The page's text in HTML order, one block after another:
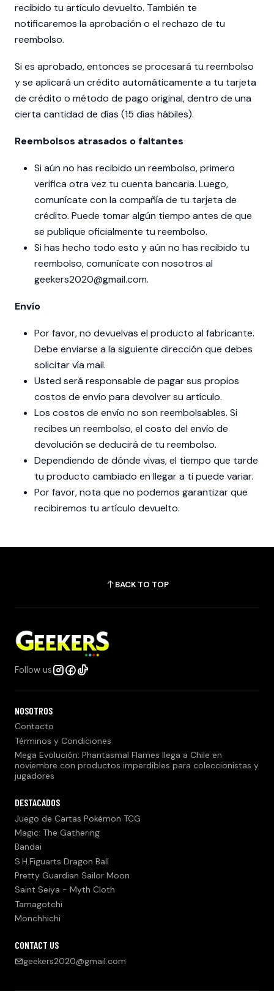
recibido tu artículo devuelto. También te
notificaremos la aprobación o el rechazo de tu
reembolso.
Si es aprobado, entonces se procesará tu reembolso
y se aplicará un crédito automáticamente a tu tarjeta
de crédito o método de pago original, dentro de una
cierta cantidad de días (15 días hábiles).
Reembolsos atrasados ​​o faltantes
Si aún no has recibido un reembolso, primero
verifica otra vez tu cuenta bancaria. Luego,
comunícate con la compañía de tu tarjeta de
crédito. Puede tomar algún tiempo antes de que
se publique oficialmente tu reembolso.
Si has hecho todo esto y aún no has recibido tu
reembolso, comunícate con nosotros al
geekers2020@gmail.com.
Envío
Por favor, no devuelvas el producto al fabricante.
Debe enviarse a la siguiente dirección que debes
solicitar vía mail.
Usted será responsable de pagar sus propios
costos de envío para devolver su artículo.
Los costos de envío no son reembolsables. Si
recibes un reembolso, el costo del envío de
devolución se deducirá de tu reembolso.
Dependiendo de dónde vivas, el tiempo que tarde
tu producto cambiado en llegar a ti puede variar.
Por favor, nota que no podemos garantizar que
recibiremos tu artículo devuelto.
BACK TO TOP
Follow us
NOSOTROS
Contacto
Términos y Condiciones
Mega Evolución: Phantasmal Flames llega a Chile en
noviembre con productos imperdibles para coleccionistas y
jugadores
DESTACADOS
Juego de Cartas Pokémon TCG
Magic: The Gathering
Bandai
S.H.Figuarts Dragon Ball
Pretty Guardian Sailor Moon
Saint Seiya - Myth Cloth
Tamagotchi
Monchhichi
CONTACT US
geekers2020@gmail.com